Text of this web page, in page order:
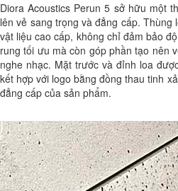
Diora Acoustics Perun 5 sở hữu một
lên vẻ sang trọng và đẳng cấp.
vật liệu cao cấp, không chỉ đảm bảo
rung tối ưu mà còn góp phần tạo nên
nghe nhạc. Mặt trước và đỉnh loa
kết hợp với logo bằng đồng thau tinh
đẳng cấp của sản phẩm.